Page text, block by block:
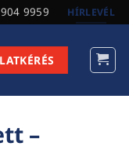
9959 HÍRLEVÉL
–